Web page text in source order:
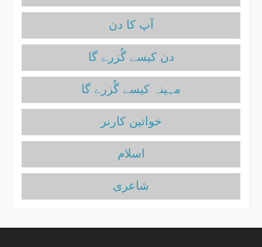
آپ کا دن
دن کیسے گُزرے گا
مہینہ کیسے گُزرے گا
خواتین کارنر
اسلام
شاعری